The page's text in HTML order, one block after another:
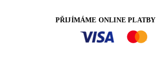
PŘIJÍMÁME ONLINE PLATBY